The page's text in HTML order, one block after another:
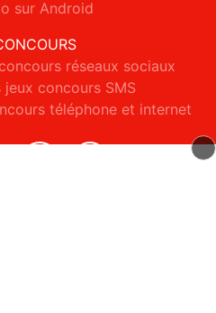
sur Android
réseaux sociaux
jeux concours SMS
téléphone et internet